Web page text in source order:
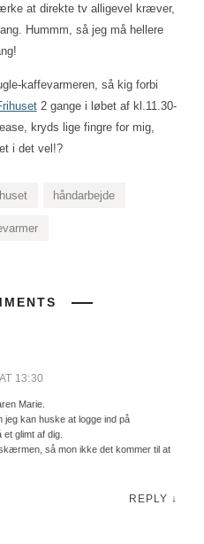
at direkte tv alligevel kræver,
Hummm, så jeg må hellere
kaffevarmeren, så kig forbi
2 gange i løbet af kl.11.30-
kryds lige fingre for mig,
i det vel!?
håndarbejde
13:30
Marie.
kan huske at logge ind på
glimt af dig.
så mon ikke det kommer til at
REPLY ↓